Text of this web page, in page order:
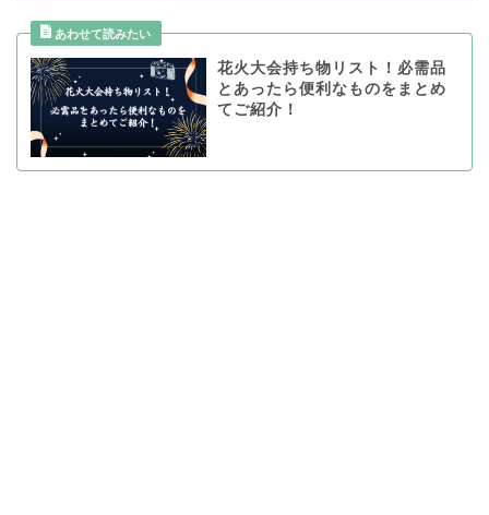
花火大会持ち物リスト！必需品
とあったら便利なものをまとめ
てご紹介！